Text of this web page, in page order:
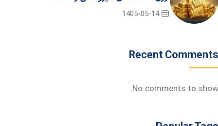
کرد1405-05-14
Recent Comments
No comments to show.